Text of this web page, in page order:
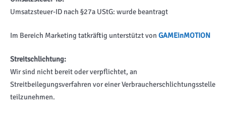
Umsatzsteuer-ID nach §27a UStG: wurde beantragt
Im Bereich Marketing tatkräftig unterstützt vonGAMEinMOTION
Streitschlichtung:
Wir sind nicht bereit oder verpflichtet, an
Streitbeilegungsverfahren vor einer Verbraucherschlichtungsstelle
teilzunehmen.